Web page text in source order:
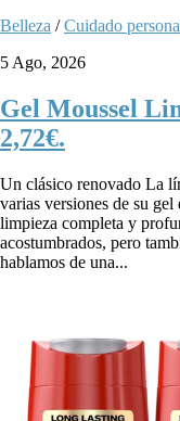
Belleza /Cuidado
5 Ago, 2026
Gel Moussel
2,72€.
Un clásico renovado La
varias versiones de su
limpieza completa y
acostumbrados, pero
hablamos de una...